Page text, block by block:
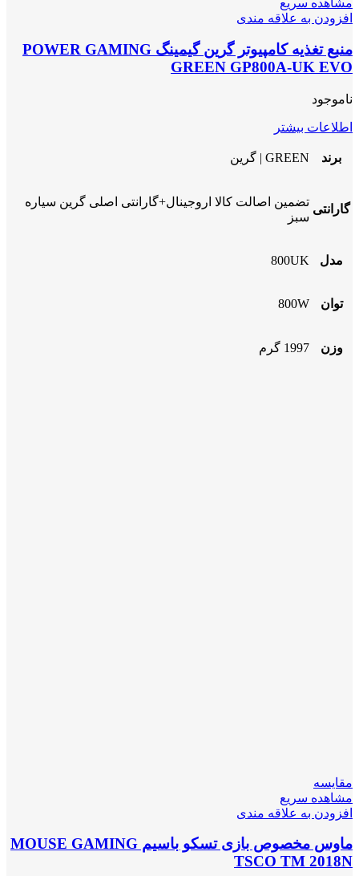
مشاهده سریع
افزودن به علاقه مندی
منبع تغذیه کامپیوتر گرین گیمینگ POWER GAMING
GREEN GP800A-UK EVO
ناموجود
اطلاعات بیشتر
برند GREEN | گرین
گارانتی
تضمین اصالت کالا اروجینال+گارانتی اصلی گرین سیاره
سبز
مدل 800UK
توان 800W
وزن 1997 گرم
مقایسه
مشاهده سریع
افزودن به علاقه مندی
ماوس مخصوص بازی تسکو باسیم MOUSE GAMING
TSCO TM 2018N